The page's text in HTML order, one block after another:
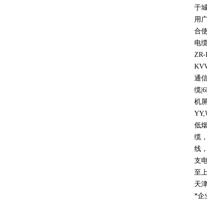
于
用
合
电
通
缆
机
低
缆
线
支
至
天
*企